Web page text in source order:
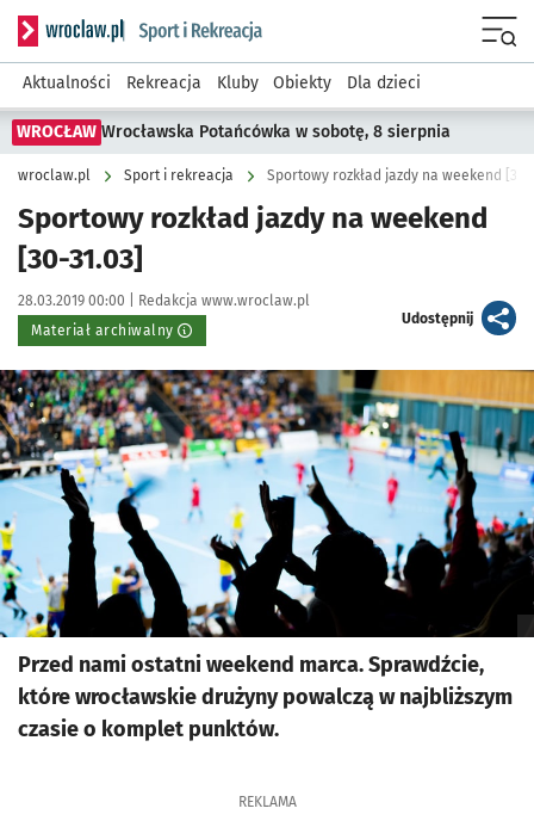
Serwis informacyjny wroclaw.pl podserwis: Sport i rekreacja
Aktualności Rekreacja Kluby Obiekty Dla dzieci
WROCŁAW Wrocławska Potańcówka w sobotę, 8 sierpnia
wroclaw.pl Sport i rekreacja Sportowy rozkład jazdy na weekend [30-
Sportowy rozkład jazdy na weekend
[30-31.03]
Data publikacji:
28.03.2019 00:00 | Autor:
Redakcja www.wroclaw.pl
Materiał archiwalny
Udostępnijartykuł
Kliknij, aby powiększyć
Przed nami ostatni weekend marca. Sprawdźcie,
które wrocławskie drużyny powalczą w najbliższym
czasie o komplet punktów.
REKLAMA